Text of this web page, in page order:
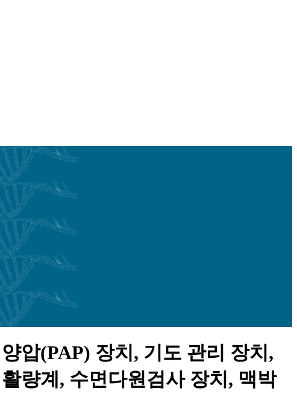
압(PAP) 장치, 기도 관리 장치,
량계, 수면다원검사 장치, 맥박